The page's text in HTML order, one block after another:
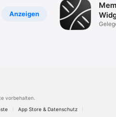
Anzeigen
vorbehalten.
App Store & Datenschutz